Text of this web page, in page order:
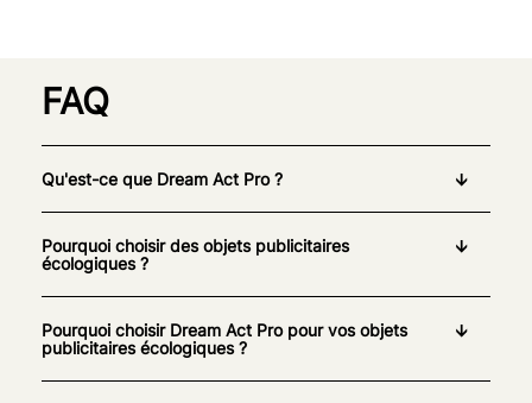
FAQ
Qu'est-ce que Dream Act Pro ?
Pourquoi choisir des objets publicitaires
écologiques ?
Pourquoi choisir Dream Act Pro pour vos objets
publicitaires écologiques ?